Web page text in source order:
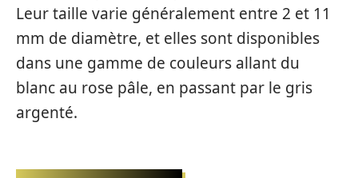
Leur taille varie généralement entre 2 et 11
mm de diamètre, et elles sont disponibles
dans une gamme de couleurs allant du
blanc au rose pâle, en passant par le gris
argenté.